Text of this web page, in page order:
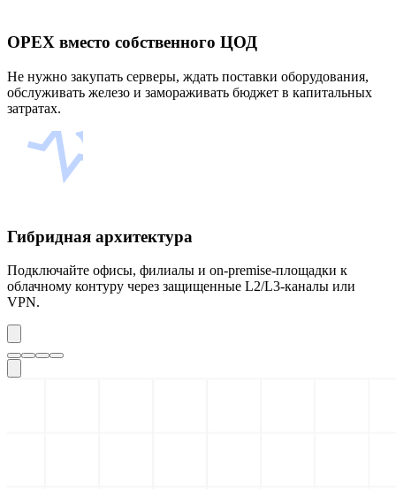
OPEX вместо собственного ЦОД
Не нужно закупать серверы, ждать поставки оборудования,
обслуживать железо и замораживать бюджет в капитальных
затратах.
Гибридная архитектура
Подключайте офисы, филиалы и on-premise-площадки к
облачному контуру через защищенные L2/L3-каналы или
VPN.